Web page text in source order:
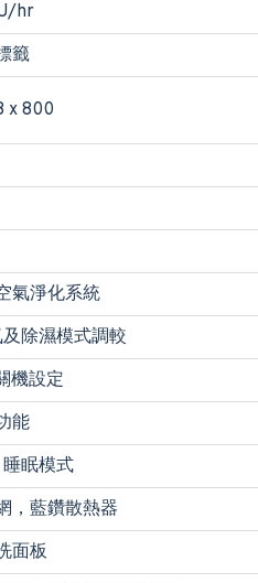
hr
籤
x 800
氣淨化系統
除濕模式調較
機設定
能
眠模式
，藍鑽散熱器
面板